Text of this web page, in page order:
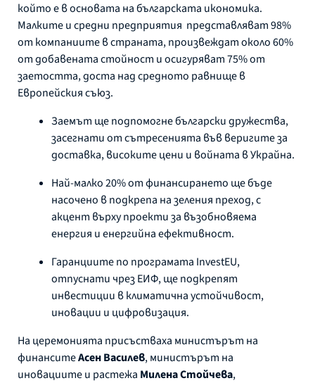
който е в основата на българската икономика.
Малките и средни предприятия представляват 98%
от компаниите в страната, произвеждат около 60%
от добавената стойност и осигуряват 75% от
заетостта, доста над средното равнище в
Европейския съюз.
Заемът ще подпомогне български дружества,
засегнати от сътресенията във веригите за
доставка, високите цени и войната в Украйна.
Най-малко 20% от финансирането ще бъде
насочено в подкрепа на зеления преход, с
акцент върху проекти за възобновяема
енергия и енергийна ефективност.
Гаранциите по програмата InvestEU,
отпуснати чрез ЕИФ, ще подкрепят
инвестиции в климатична устойчивост,
иновации и цифровизация.
На церемонията присъстваха министърът на
финанситеАсен Василев, министърът на
иновациите и растежа Милена Стойчева,